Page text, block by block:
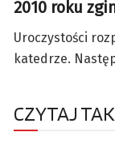
2010 roku
Uroczystości
katedrze.
CZYTAJ